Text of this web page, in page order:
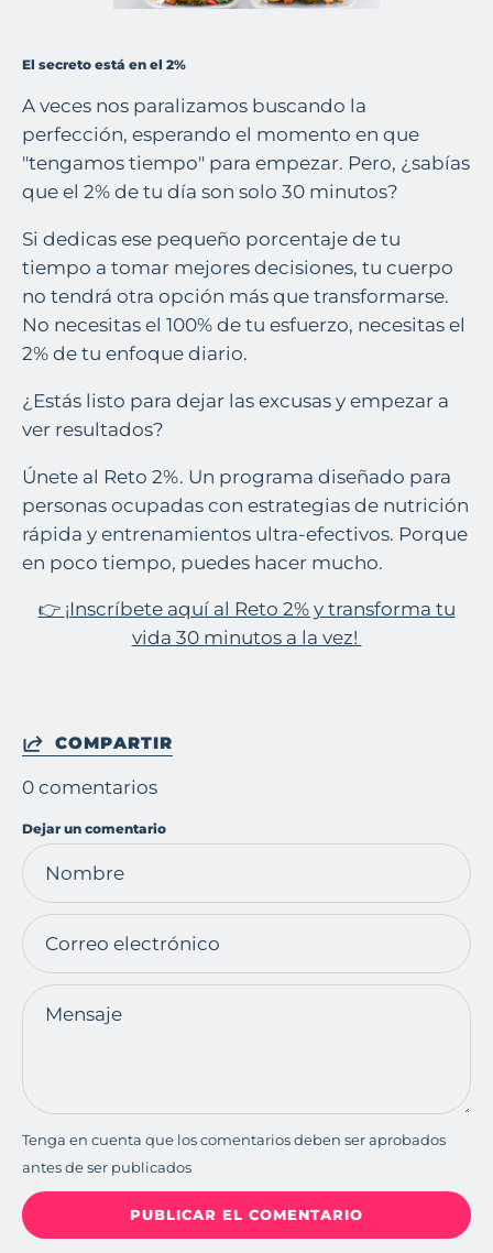
El secreto está en el 2%
A veces nos paralizamos buscando la
perfección, esperando el momento en que
"tengamos tiempo" para empezar. Pero, ¿sabías
que el 2% de tu día son solo 30 minutos?
Si dedicas ese pequeño porcentaje de tu
tiempo a tomar mejores decisiones, tu cuerpo
no tendrá otra opción más que transformarse.
No necesitas el 100% de tu esfuerzo, necesitas el
2% de tu enfoque diario.
¿Estás listo para dejar las excusas y empezar a
ver resultados?
Únete al Reto 2%. Un programa diseñado para
personas ocupadas con estrategias de nutrición
rápida y entrenamientos ultra-efectivos. Porque
en poco tiempo, puedes hacer mucho.
👉 ¡Inscríbete aquí al Reto 2% y transforma tu
vida 30 minutos a la vez!
COMPARTIR
0 comentarios
Dejar un comentario
Nombre
Correo
electrónico
Mensaje
Tenga en cuenta que los comentarios deben ser aprobados
antes de ser publicados
PUBLICAR EL COMENTARIO